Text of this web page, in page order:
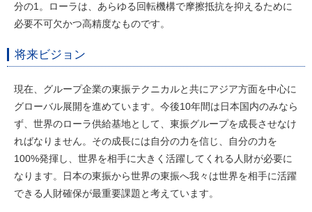
分の1。ローラは、あらゆる回転機構で摩擦抵抗を抑えるために
必要不可欠かつ高精度なものです。
将来ビジョン
現在、グループ企業の東振テクニカルと共にアジア方面を中心に
グローバル展開を進めています。今後10年間は日本国内のみなら
ず、世界のローラ供給基地として、東振グループを成長させなけ
ればなりません。その成長には自分の力を信じ、自分の力を
100%発揮し、世界を相手に大きく活躍してくれる人財が必要に
なります。日本の東振から世界の東振へ我々は世界を相手に活躍
できる人財確保が最重要課題と考えています。